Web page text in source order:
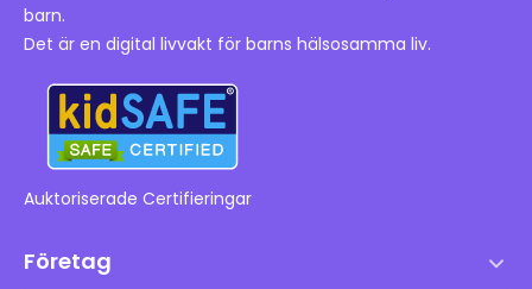
barn.
Det är en digital livvakt för barns hälsosamma liv.
Auktoriserade Certifieringar
Företag